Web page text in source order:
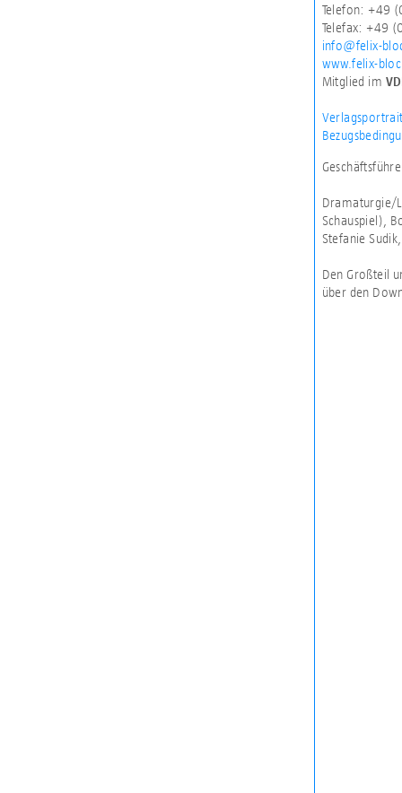
Telefon: +49
Telefax: +49
info@felix-
www.felix-
Mitglied im
Dramaturgie/
Schauspiel),
Stefanie
Den Großteil
über den